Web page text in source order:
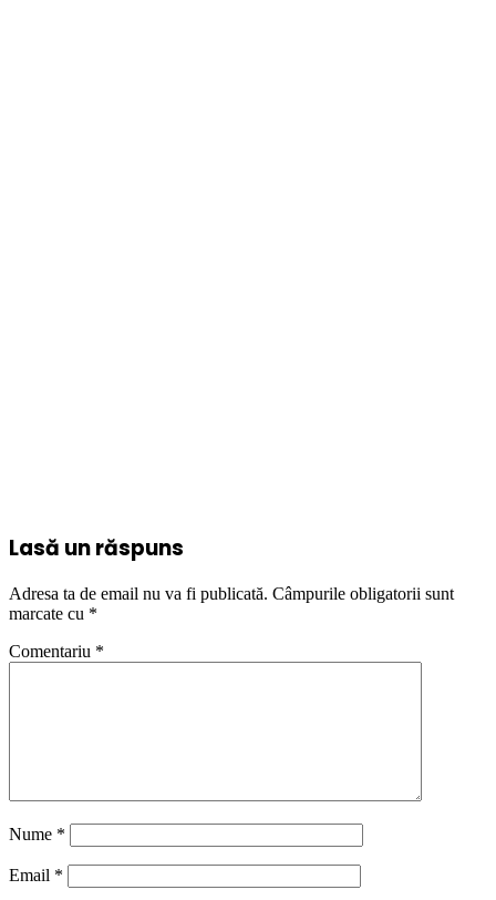
Lasă un răspuns
Adresa ta de email nu va fi publicată. Câmpurile obligatorii sunt
marcate cu *
Comentariu *
Nume *
Email *